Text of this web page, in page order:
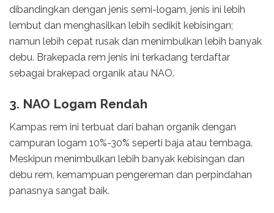
dibandingkan dengan jenis semi-logam, jenis ini lebih
lembut dan menghasilkan lebih sedikit kebisingan;
namun lebih cepat rusak dan menimbulkan lebih banyak
debu. Brakepada rem jenis ini terkadang terdaftar
sebagai brakepad organik atau NAO.
3. NAO Logam Rendah
Kampas rem ini terbuat dari bahan organik dengan
campuran logam 10%-30% seperti baja atau tembaga.
Meskipun menimbulkan lebih banyak kebisingan dan
debu rem, kemampuan pengereman dan perpindahan
panasnya sangat baik.